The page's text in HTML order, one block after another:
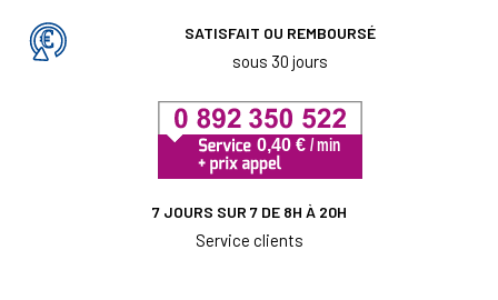
SATISFAIT OU REMBOURSÉ
sous 30 jours
7 JOURS SUR 7 DE 8H À 20H
Service clients